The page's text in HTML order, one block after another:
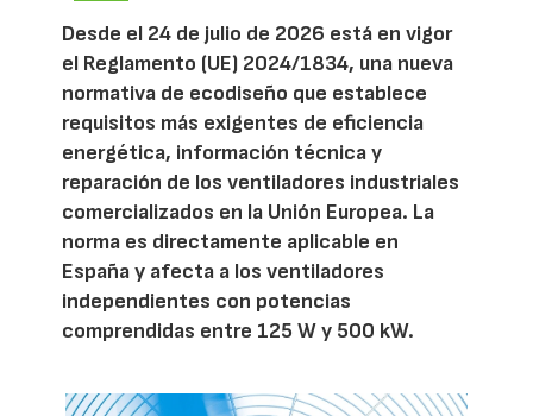
Desde el 24 de julio de 2026 está en vigor
el Reglamento (UE) 2024/1834, una nueva
normativa de ecodiseño que establece
requisitos más exigentes de eficiencia
energética, información técnica y
reparación de los ventiladores industriales
comercializados en la Unión Europea. La
norma es directamente aplicable en
España y afecta a los ventiladores
independientes con potencias
comprendidas entre 125 W y 500 kW.